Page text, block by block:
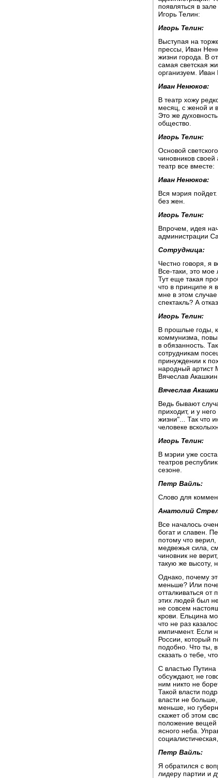
появляться в
Игорь Телин:
Игорь Телин:
Выступая на
прессы, Иван
жизни города. В
самая светская
организуем.
Иван Ненюков:
В театр хожу
месяц, с женой и
Это же
общество.
Игорь Телин:
Основой
чиновников
театр все вместе:
Иван Ненюков:
Вся мэрия
без жен.
Игорь Телин:
Впрочем, идея
администрации
Сотрудница:
Честно говоря, я
Все-таки, это мое
Тут еще такая
что в принципе я
мне в этом
спектакль? А
Игорь Телин:
В прошлые годы,
коммунизма,
в обязанность.
сотрудникам
принуждении к
народный артист
Вячеслав
Вячеслав
Ведь бывают
приходит, и у
жизни"... Так что
человеке
Игорь Телин:
В мэрии уже
театров
сезоне.
Петр Вайль:
Слово для
Анатолий
Все началось
богат и славен.
потому что
медвежья сила,
чиновник не
такую же высоту,
Однако, почему
меньше? Или
отталкиваться
этих людей был
не совсем
крови. Ельцина
что не раз
импичмент. Если
России, который
подобно. Что ты,
сказать о тебе,
С властью Путина
обсуждают, не
ним никто не
Такой власти
власти не
меньше, но
скажет об этом
положение вещей
ясного неба.
Петр Вайль:
Я обратился с
лидеру партии и